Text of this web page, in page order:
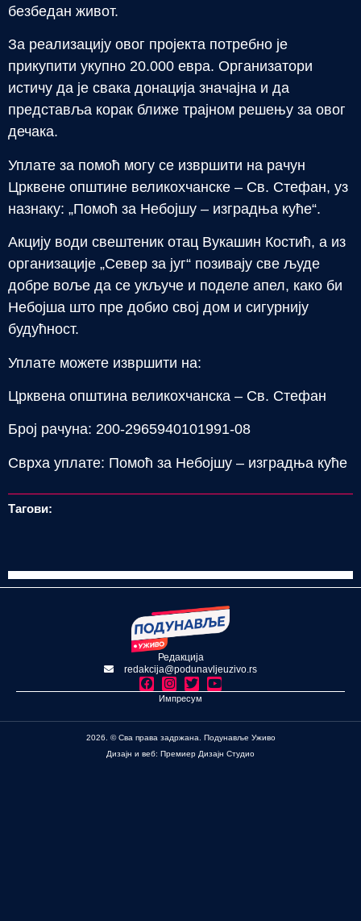
безбедан живот.
За реализацију овог пројекта потребно је
прикупити укупно 20.000 евра. Организатори
истичу да је свака донација значајна и да
представља корак ближе трајном решењу за овог
дечака.
Уплате за помоћ могу се извршити на рачун
Црквене општине великохчанске – Св. Стефан, уз
назнаку: „Помоћ за Небојшу – изградња куће“.
Акцију води свештеник отац Вукашин Костић, а из
организације „Север за југ“ позивају све људе
добре воље да се укључе и поделе апел, како би
Небојша што пре добио свој дом и сигурнију
будућност.
Уплате можете извршити на:
Црквена општина великохчанска – Св. Стефан
Број рачуна: 200-2965940101991-08
Сврха уплате: Помоћ за Небојшу – изградња куће
Тагови:
Редакција
redakcija@podunavljeuzivo.rs
Импресум
2026. © Сва права задржана. Подунавље Уживо
Дизајн и веб: Премиер Дизајн Студио